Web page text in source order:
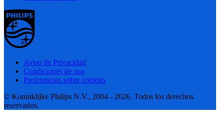
Aviso de Privacidad
Condiciones de uso
Preferencias sobre cookies
© Koninklijke Philips N.V., 2004 - 2026. Todos los derechos
reservados.